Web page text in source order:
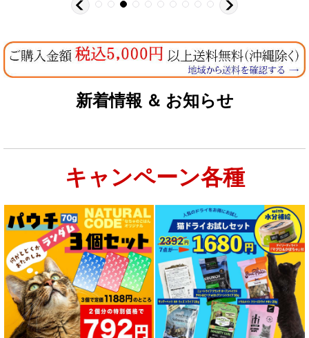
新着情報 ＆ お知らせ
キャンペーン各種